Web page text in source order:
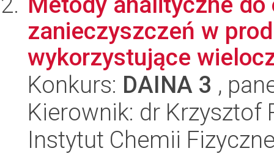
zanieczyszczeń w
wykorzystujące
Konkurs: DAINA 3 ,
Kierownik: dr Krzysztof
Instytut Chemii